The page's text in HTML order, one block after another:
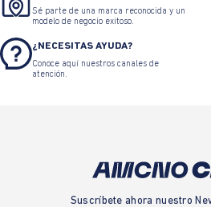
Sé parte de una marca reconocida y un
modelo de negocio exitoso.
¿NECESITAS AYUDA?
Conoce aquí nuestros canales de
atención.
Suscríbete ahora nuestro